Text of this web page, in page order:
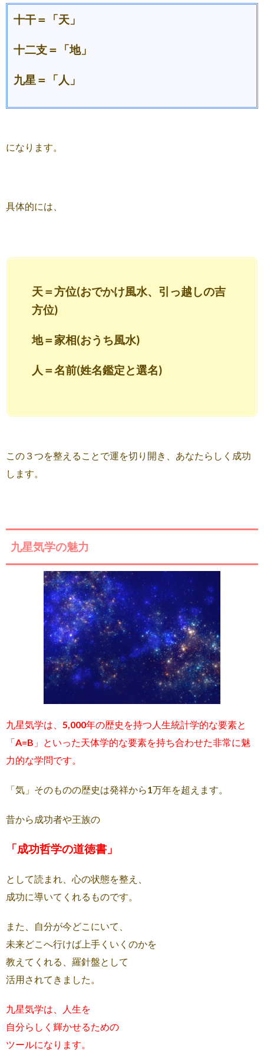
十干＝「天」
十二支＝「地」
九星＝「人」
になります。
具体的には、
天＝方位(おでかけ風水、引っ越しの吉
方位)
地＝家相(おうち風水)
人＝名前(姓名鑑定と選名)
この３つを整えることで運を切り開き、あなたらしく成功
します。
九星気学の魅力
九星気学は、5,000年の歴史を持つ人生統計学的な要素と
「A=B」といった天体学的な要素を持ち合わせた非常に魅
力的な学問です。
「気」そのものの歴史は発祥から1万年を超えます。
昔から成功者や王族の
「成功哲学の道徳書」
として読まれ、心の状態を整え、
成功に導いてくれるものです。
また、自分が今どこにいて、
未来どこへ行けば上手くいくのかを
教えてくれる、羅針盤として
活用されてきました。
九星気学は、人生を
自分らしく輝かせるための
ツールになります。